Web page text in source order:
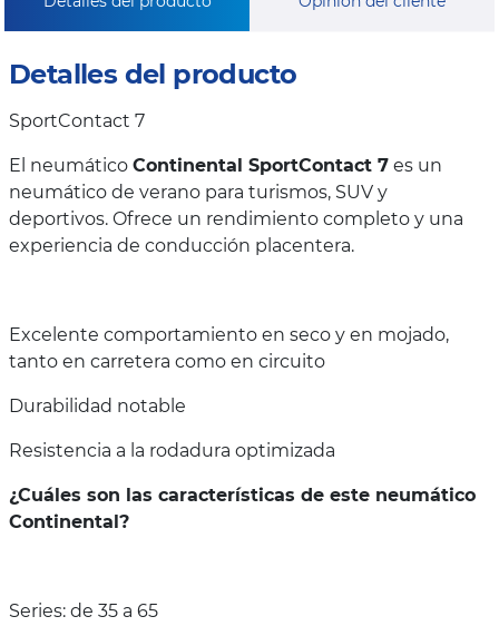
Detalles del producto
SportContact 7
El neumático Continental SportContact 7 es un
neumático de verano para turismos, SUV y
deportivos. Ofrece un rendimiento completo y una
experiencia de conducción placentera.
Excelente comportamiento en seco y en mojado,
tanto en carretera como en circuito
Durabilidad notable
Resistencia a la rodadura optimizada
¿Cuáles son las características de este neumático
Continental?
Series: de 35 a 65